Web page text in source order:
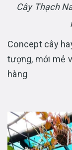
Cây Thạch
Concept cây
tượng, mới mẻ
hàng